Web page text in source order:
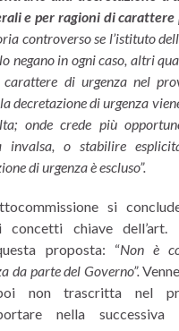
e per ragioni di carattere
controverso se l’istituto
negano in ogni caso, altri
di urgenza nel
decretazione di urgenza
onde crede più
o stabilire
di urgenza è escluso”.
si
chiave dell’art.
proposta: “Non è
da parte del Governo”.
poi non trascritta nel
nella successiva